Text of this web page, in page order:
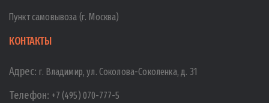
Пункт самовывоза (г. Москва)
КОНТАКТЫ
Адрес:г. Владимир, ул. Соколова-Соколенка, д. 31
Телефон: +7 (495) 070-777-5